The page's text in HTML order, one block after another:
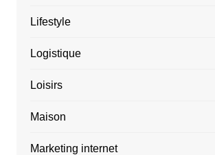
Lifestyle
Logistique
Loisirs
Maison
Marketing internet